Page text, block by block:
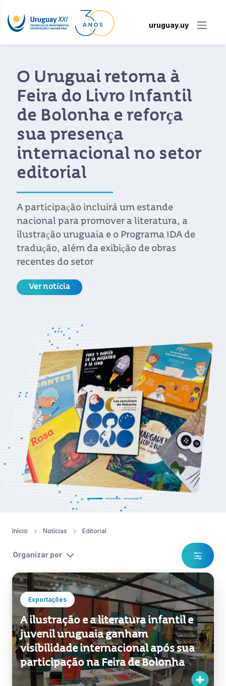
uruguay.uy
Uma viagem pela
literatura uruguaia: os
editores que leram
Montevidéu como um
livro
literária que combinou reuniões com o
setor editorial e um passeio patrimonial
pelos espaços onde a literatura uruguaia
foi forjada.
Organizar por
Exportações
A ilustração e a literatura infantil e
juvenil uruguaia ganham
visibilidade internacional após sua
participação na Feira de Bolonha